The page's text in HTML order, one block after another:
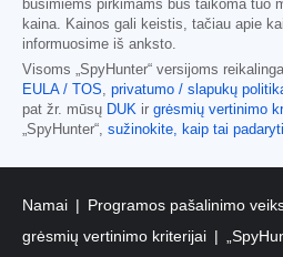
būsimiems pirkimams bus taikoma tuo
kaina. Kainos gali keistis, tačiau apie
informuosime iš anksto.
Visoms „SpyHunter“ versijoms
EULA / TOS, privatumo / slapukų
pat žr. mūsų DUK ir grėsmių vertinimo
„SpyHunter“, sužinokite, kaip tai padaryti
Namai Programos pašalinimo
grėsmių vertinimo kriterijai